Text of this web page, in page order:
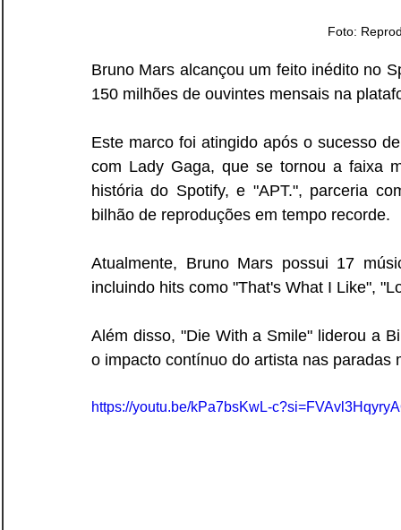
Foto:
Bruno Mars alcançou um feito inédito no
150 milhões de ouvintes mensais na
Este marco foi atingido após o sucesso
com Lady Gaga, que se tornou a faixa
história do Spotify, e "APT.", parceria
bilhão de reproduções em tempo recorde.
Atualmente, Bruno Mars possui 17
incluindo hits como "That's What I Like",
Além disso, "Die With a Smile" liderou a
o impacto contínuo do artista nas paradas
https://youtu.be/kPa7bsKwL-